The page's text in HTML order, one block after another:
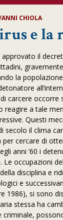
CHIOLA
e la
il
la
carcere
reagire a tale
Questi
secolo il clima
cercare di
anni ’60 i
Le occupazioni
disciplina e
e
1986), si sono
stessa ha